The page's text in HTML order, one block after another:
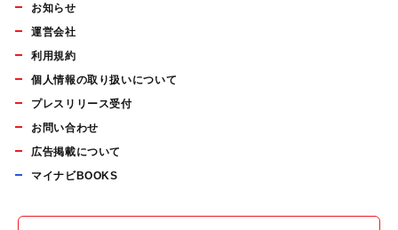
お知らせ
運営会社
利用規約
個人情報の取り扱いについて
プレスリリース受付
お問い合わせ
広告掲載について
マイナビBOOKS